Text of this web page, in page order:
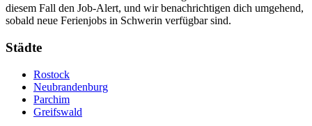
diesem Fall den Job-Alert, und wir benachrichtigen dich umgehend,
sobald neue Ferienjobs in Schwerin verfügbar sind.
Städte
Rostock
Neubrandenburg
Parchim
Greifswald